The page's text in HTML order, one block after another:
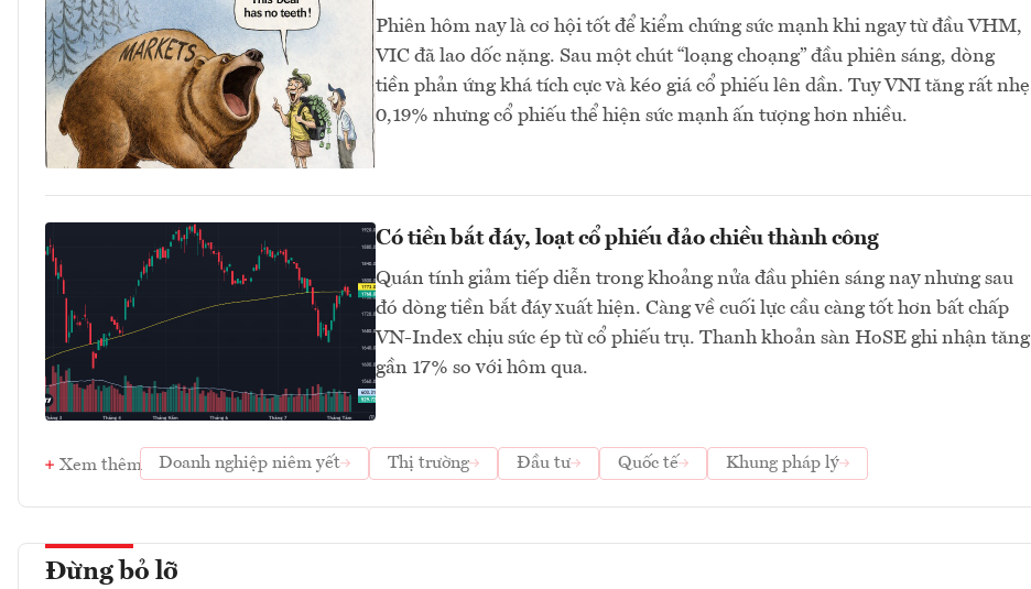
Phiên hôm nay là cơ hội tốt để kiểm chứng sức mạnh khi ngay từ đầu VHM,
VIC đã lao dốc nặng. Sau một chút “loạng choạng” đầu phiên sáng, dòng
tiền phản ứng khá tích cực và kéo giá cổ phiếu lên dần. Tuy VNI tăng rất nhẹ
0,19% nhưng cổ phiếu thể hiện sức mạnh ấn tượng hơn nhiều.
Có tiền bắt đáy, loạt cổ phiếu đảo chiều thành công
Quán tính giảm tiếp diễn trong khoảng nửa đầu phiên sáng nay nhưng sau
đó dòng tiền bắt đáy xuất hiện. Càng về cuối lực cầu càng tốt hơn bất chấp
VN-Index chịu sức ép từ cổ phiếu trụ. Thanh khoản sàn HoSE ghi nhận tăng
gần 17% so với hôm qua.
Xem thêm Doanh nghiệp niêm yết Thị trường Đầu tư Quốc tế Khung pháp lý
Đừng bỏ lỡ